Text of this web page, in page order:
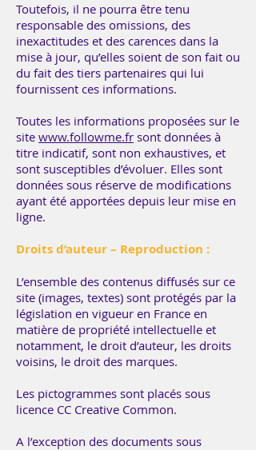
Toutefois, il ne pourra être tenu
responsable des omissions, des
inexactitudes et des carences dans la
mise à jour, qu’elles soient de son fait ou
du fait des tiers partenaires qui lui
fournissent ces informations.
Toutes les informations proposées sur le
site www.followme.fr sont données à
titre indicatif, sont non exhaustives, et
sont susceptibles d’évoluer. Elles sont
données sous réserve de modifications
ayant été apportées depuis leur mise en
ligne.
Droits d’auteur – Reproduction :
L’ensemble des contenus diffusés sur ce
site (images, textes) sont protégés par la
législation en vigueur en France en
matière de propriété intellectuelle et
notamment, le droit d’auteur, les droits
voisins, le droit des marques.
Les pictogrammes sont placés sous
licence CC Creative Common.
A l’exception des documents sous